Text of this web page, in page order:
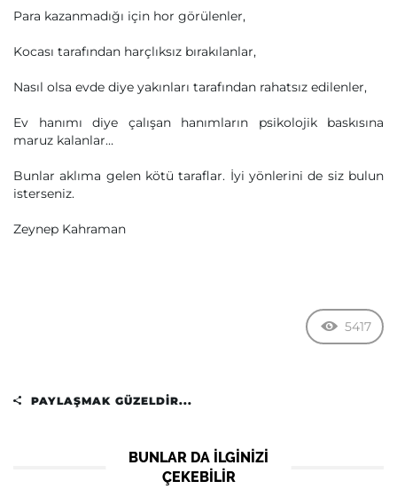
Para kazanmadığı için hor görülenler,
Kocası tarafından harçlıksız bırakılanlar,
Nasıl olsa evde diye yakınları tarafından rahatsız edilenler,
Ev hanımı diye çalışan hanımların psikolojik baskısına
maruz kalanlar…
Bunlar aklıma gelen kötü taraflar. İyi yönlerini de siz bulun
isterseniz.
Zeynep Kahraman
5417
PAYLAŞMAK GÜZELDIR...
BUNLAR DA ILGINIZI
ÇEKEBILIR